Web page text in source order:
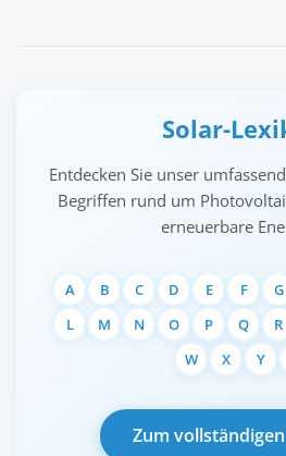
Solar-
Entdecken Sie unser
Begriffen rund um
erneuerbare
A B C D E F G
L
M N O P Q R
W
X Y
Zum